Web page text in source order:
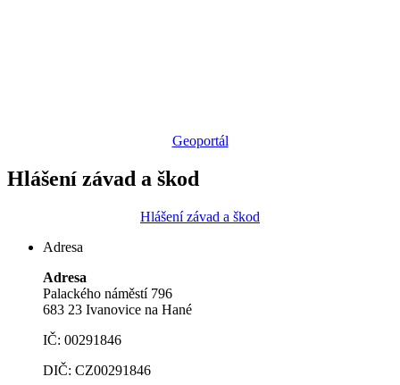
Geoportál
Hlášení závad a škod
Hlášení závad a škod
Adresa
Adresa
Palackého náměstí 796
683 23 Ivanovice na Hané
IČ: 00291846
DIČ: CZ00291846